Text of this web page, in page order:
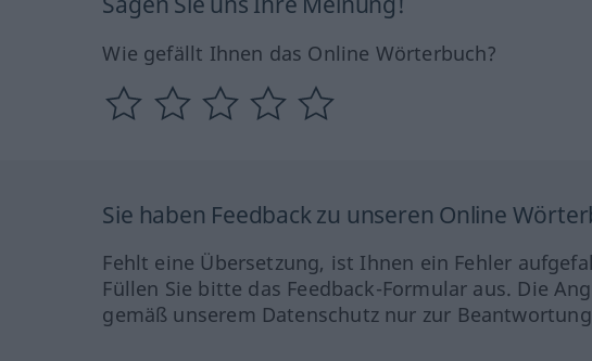
Wie gefällt Ihnen das Online Wörterbuch?
Sie haben Feedback zu unseren Online
Fehlt eine Übersetzung, ist Ihnen ein Fehler
Füllen Sie bitte das Feedback-Formular aus. Die
gemäß unserem Datenschutz nur zur